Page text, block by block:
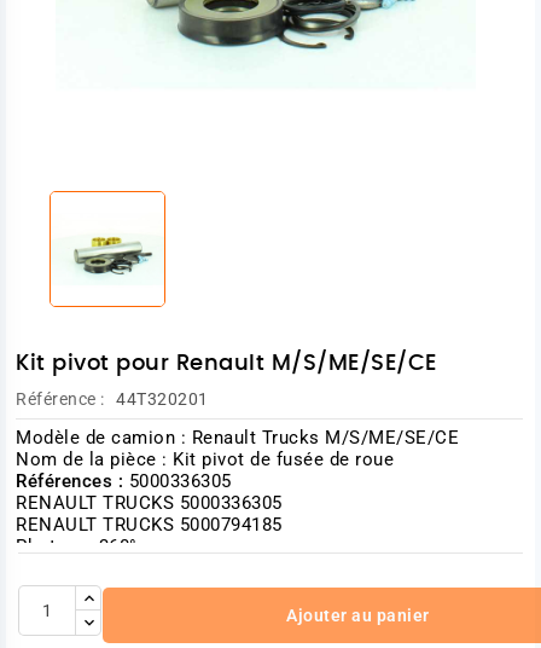
Kit pivot pour Renault M/S/ME/SE/CE
Référence : 44T320201
Modèle de camion : Renault Trucks M/S/ME/SE/CE
Nom de la pièce : Kit pivot de fusée de roue
Références : 5000336305
RENAULT TRUCKS 5000336305
RENAULT TRUCKS 5000794185
Photo en 360°
Ajouter au panier